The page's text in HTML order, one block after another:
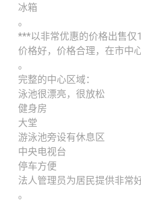
冰箱
。
***以非常优惠的价格出售仅
价格好，价格合理，在市中
。
完整的中心区域：
泳池很漂亮，很放松
健身房
大堂
游泳池旁设有休息区
中央电视台
停车方便
法人管理员为居民提供非常
。